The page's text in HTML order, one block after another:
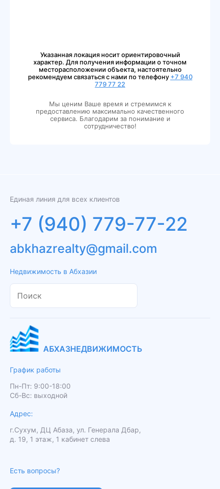
Указанная локация носит ориентировочный
характер. Для получения информации о точном
месторасположении объекта, настоятельно
рекомендуем связаться с нами по телефону +7 940
779 77 22
Мы ценим Ваше время и стремимся к
предоставлению максимально качественного
сервиса. Благодарим за понимание и
сотрудничество!
Единая линия для всех клиентов
+7 (940) 779-77-22
Недвижимость в Абхазии
abkhazrealty@gmail.com
АБХАЗНЕДВИЖИМОСТЬ
График работы
Пн-Пт: 9:00-18:00
Сб-Вс: выходной
Адрес:
г.Сухум, ДЦ Абаза, ул. Генерала Дбар,
д. 19, 1 этаж, 1 кабинет слева
Есть вопросы?